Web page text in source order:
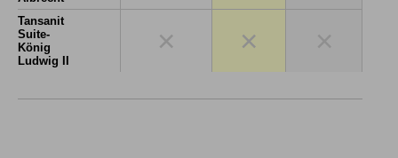
Tansanit
Suite-
König
Ludwig II
× ×